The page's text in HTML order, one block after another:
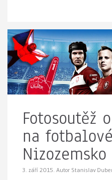
Fotosoutěž
na
Nizozemsko
3. září 2015. Autor Stanislav